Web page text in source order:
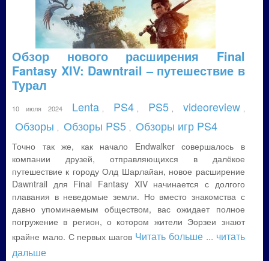
Обзор нового расширения Final
Fantasy XIV: Dawntrail – путешествие в
Турал
10 июля 2024 Lenta PS4 PS5 videoreview
Обзоры Обзоры PS5 Обзоры игр PS4
Точно так же, как начало Endwalker совершалось в
компании друзей, отправляющихся в далёкое
путешествие к городу Олд Шарлайан, новое расширение
Dawntrail для Final Fantasy XIV начинается с долгого
плавания в неведомые земли. Но вместо знакомства с
давно упоминаемым обществом, вас ожидает полное
погружение в регион, о котором жители Эорзеи знают
крайне мало. С первых шагов Читать больше... читать
дальше